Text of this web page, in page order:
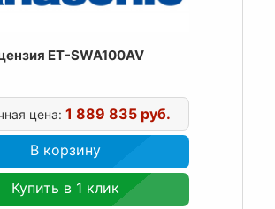
ET-SWA100AV
цена:1 889 835 руб.
В корзину
Купить в 1 клик